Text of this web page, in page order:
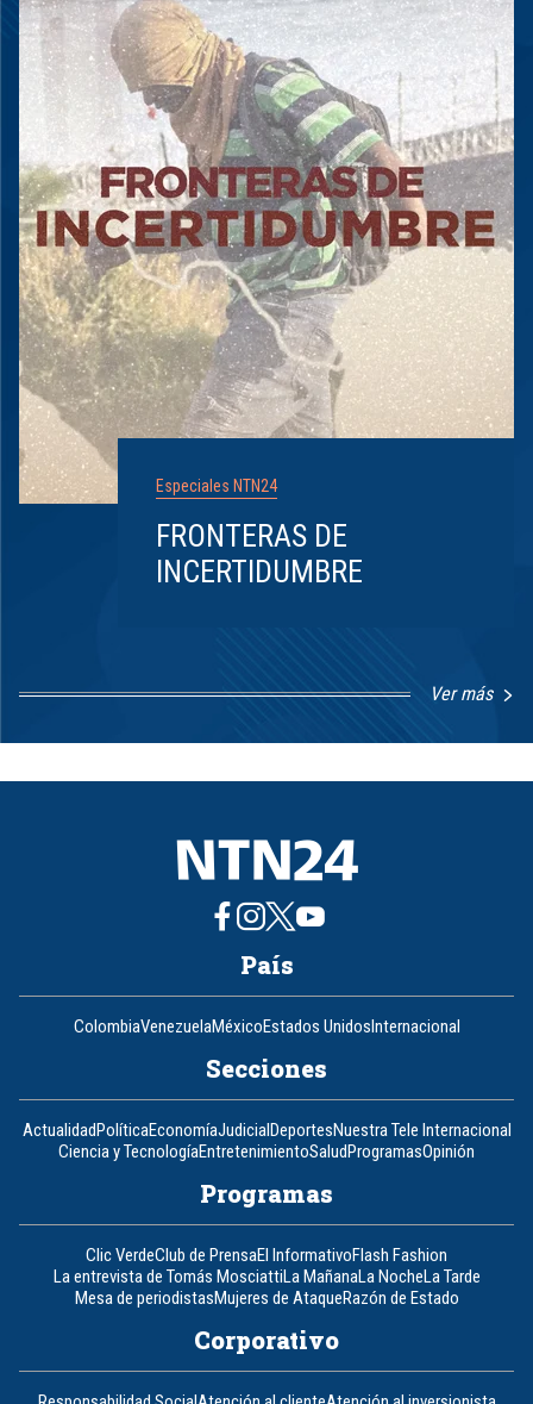
Especiales NTN24
FRONTERAS DE
INCERTIDUMBRE
Ver más
1
8
País
ColombiaVenezuelaMéxicoEstados UnidosInternacional
Secciones
ActualidadPolíticaEconomíaJudicialDeportesNuestra Tele Internacional
Ciencia y TecnologíaEntretenimientoSaludProgramasOpinión
Programas
Clic VerdeClub de PrensaEl InformativoFlash Fashion
La entrevista de Tomás MosciattiLa MañanaLa NocheLa Tarde
Mesa de periodistasMujeres de AtaqueRazón de Estado
Corporativo